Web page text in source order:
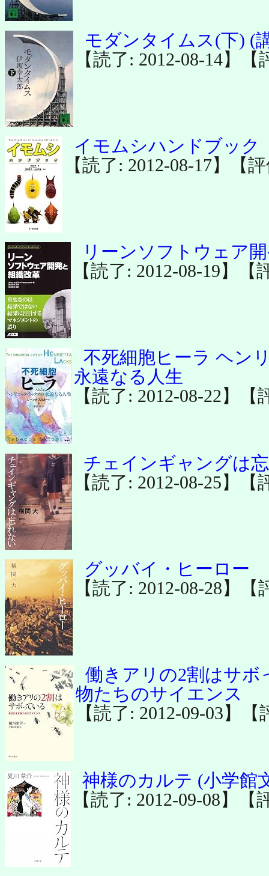
モダンタイムス(下) (
【読了: 2012-08-14】【
イモムシハンドブック
【読了: 2012-08-17】【
リーンソフトウェア
【読了: 2012-08-19】【
不死細胞ヒーラ ヘン
永遠なる人生
【読了: 2012-08-22】【
チェインギャングは
【読了: 2012-08-25】【
グッバイ・ヒーロー
【読了: 2012-08-28】【
働きアリの2割はサ
物たちのサイエンス
【読了: 2012-09-03】【
神様のカルテ (小学館
【読了: 2012-09-08】【